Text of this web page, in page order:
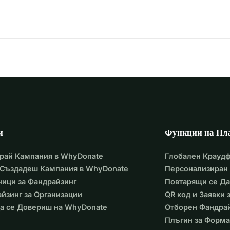
Кампания в WhyDonate
Кампания в WhyDonate
за Фандрайзинг
за Организации
се Довериш на WhyDonate
Функции на
Глобален
Персонализиран
Повтарящи се
QR код и Заявки
Отборен
Плъгин за